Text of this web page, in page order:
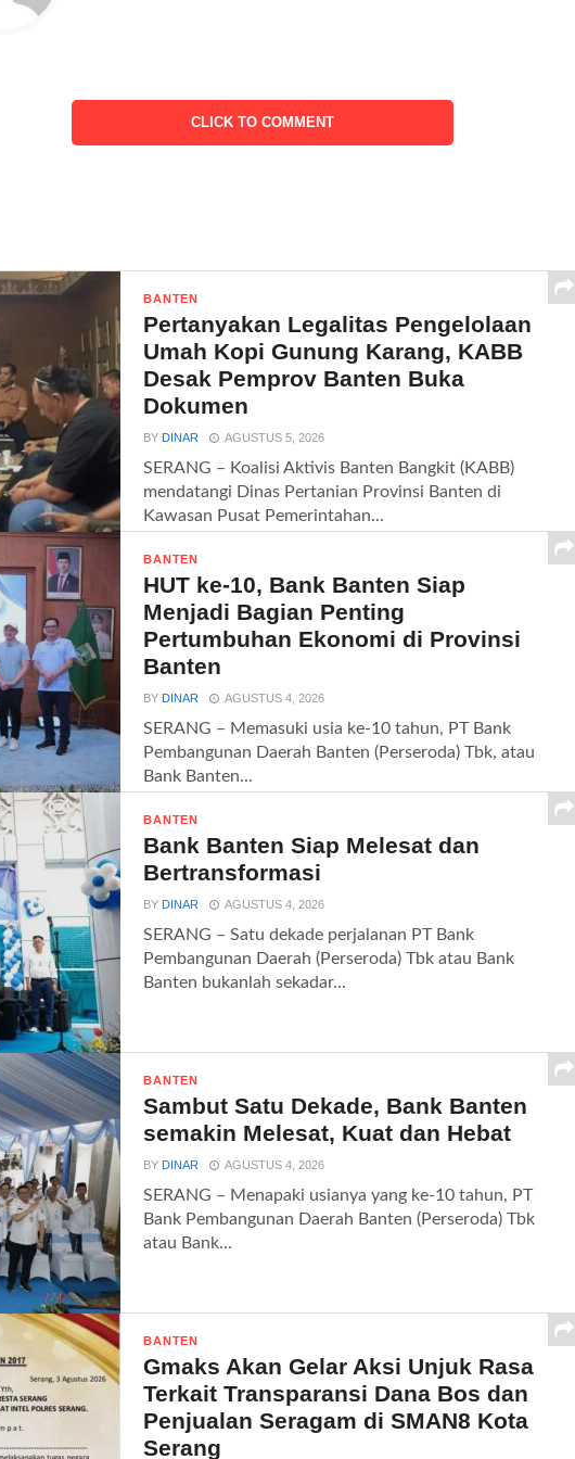
CLICK TO COMMENT
BANTEN
Pertanyakan Legalitas Pengelolaan
Umah Kopi Gunung Karang, KABB
Desak Pemprov Banten Buka
Dokumen
BYDINAR AGUSTUS 5, 2026
SERANG – Koalisi Aktivis Banten Bangkit (KABB)
mendatangi Dinas Pertanian Provinsi Banten di
Kawasan Pusat Pemerintahan...
BANTEN
HUT ke-10, Bank Banten Siap
Menjadi Bagian Penting
Pertumbuhan Ekonomi di Provinsi
Banten
BYDINAR AGUSTUS 4, 2026
SERANG – Memasuki usia ke-10 tahun, PT Bank
Pembangunan Daerah Banten (Perseroda) Tbk, atau
Bank Banten...
BANTEN
Bank Banten Siap Melesat dan
Bertransformasi
BYDINAR AGUSTUS 4, 2026
SERANG – Satu dekade perjalanan PT Bank
Pembangunan Daerah (Perseroda) Tbk atau Bank
Banten bukanlah sekadar...
BANTEN
Sambut Satu Dekade, Bank Banten
semakin Melesat, Kuat dan Hebat
BYDINAR AGUSTUS 4, 2026
SERANG – Menapaki usianya yang ke-10 tahun, PT
Bank Pembangunan Daerah Banten (Perseroda) Tbk
atau Bank...
BANTEN
Gmaks Akan Gelar Aksi Unjuk Rasa
Terkait Transparansi Dana Bos dan
Penjualan Seragam di SMAN8 Kota
Serang